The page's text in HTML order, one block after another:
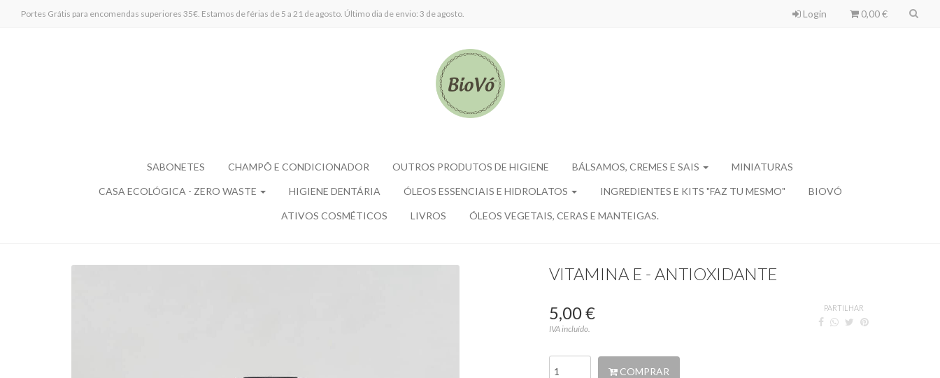
Portes Grátis para encomendas superiores 35€. Estamos de férias de 5 a 21 de agosto. Último dia de envio: 3 de agosto. Login 0,00 €
SABONETES CHAMPÔ E CONDICIONADOR OUTROS PRODUTOS DE HIGIENE BÁLSAMOS, CREMES E SAIS MINIATURAS
CASA ECOLÓGICA - ZERO WASTE HIGIENE DENTÁRIA ÓLEOS ESSENCIAIS E HIDROLATOS INGREDIENTES E KITS "FAZ TU MESMO" BIOVÓ
ATIVOS COSMÉTICOS LIVROS ÓLEOS VEGETAIS, CERAS E MANTEIGAS.
VITAMINA E - ANTIOXIDANTE
5,00 €
IVA incluído.
PARTILHAR
COMPRAR